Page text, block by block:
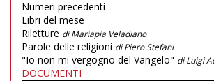
Numeri precedenti
Libri del mese
Riletture di Mariapia Veladiano
Parole delle religioni di Piero Stefani
"Io non mi vergogno del Vangelo" di Luigi
DOCUMENTI